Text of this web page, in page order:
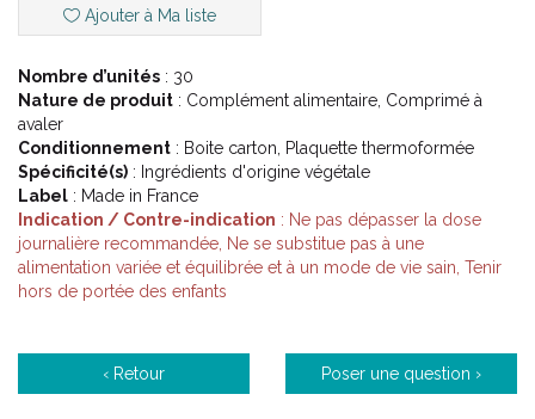
des difficultés à s’ endormir, des réveils multiples dans la nuit et
des réveils précoces le matin, entraînant des perturbations dans
notre vie quotidienne.
Le Laboratoire des GRANIONS®, a mis au point SOMDOR+, un
complément alimentaire qui vous apporte une action renforcée
sur vos difficultés d’endormissement et la qualité de votre
sommeil grâce à sa nouvelle formule unique et complète.
SOMDOR+ vous permet de retrouver un sommeil naturel et
réparateur notamment en période de stress.
Le Cyrascos® (1, 2) , extrait de mélisse exclusif ayant fait l’
objet d’ études cliniques, favorise un endormissement
Ajouter à Ma liste
Nombre d’unités : 30
Nature de produit : Complément alimentaire, Comprimé à
avaler
Conditionnement : Boite carton, Plaquette thermoformée
Spécificité(s) : Ingrédients d'origine végétale
Label : Made in France
Indication / Contre-indication : Ne pas dépasser la dose
journalière recommandée, Ne se substitue pas à une
alimentation variée et équilibrée et à un mode de vie sain, Tenir
hors de portée des enfants
‹ Retour Poser une question ›